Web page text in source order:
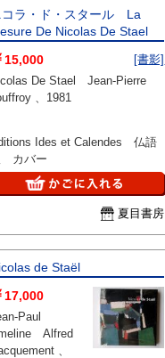
コラ・ド・スタール La
De Nicolas De Stael
[書影]
15,000
De Stael Jean-Pierre
Jouffroy 、1981
Ides et Calendes 仏語
カバー
夏目書房
de Staël
17,000
Paul
Alfred
、